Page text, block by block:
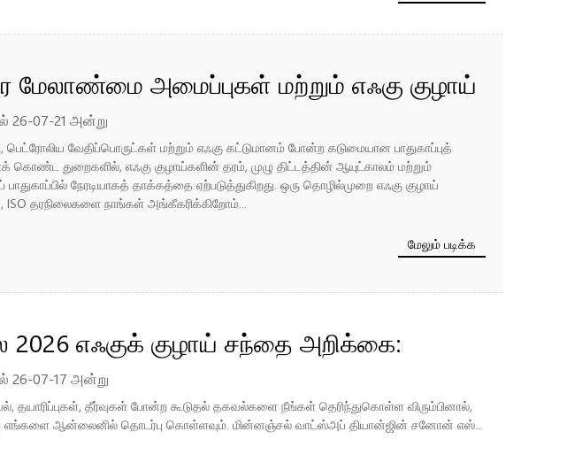
மேலாண்மை அமைப்புகள் மற்றும் எஃகு குழாய்
சான்றளிக்கப்பட்ட கொதிகலன் மற்றும்
எஃகு குழாய்களை ஏன் தேர்ந்தெடுக்க
ISO 9001 சான்றளிக்கப்பட்ட எஃகு குழாய்
– ASTM A335 கொதிகலன் குழாய்கள்
26-07-21 அன்று
பெட்ரோலிய வேதிப்பொருட்கள் மற்றும் எஃகு கட்டுமானம் போன்ற கடுமையான பாதுகாப்புத்
துறைகளில், எஃகு குழாய்களின் தரம், முழு திட்டத்தின் ஆயுட்காலம் மற்றும்
பாதுகாப்பில் நேரடியாகத் தாக்கத்தை ஏற்படுத்துகிறது. ஒரு தொழில்முறை எஃகு குழாய்
ISO தரநிலைகளை நாங்கள் அங்கீகரிக்கிறோம்...
மேலும் படிக்க
எஃகுக் குழாய் சந்தை அறிக்கை:
உத்வேகம் மற்றும் நிலையான ஐரோப்பிய
மத்தியில் மூன்றாம் காலாண்டு
26-07-17 அன்று
தயாரிப்புகள், தீர்வுகள் போன்ற கூடுதல் தகவல்களை நீங்கள் தெரிந்துகொள்ள விரும்பினால்,
எங்களை ஆன்லைனில் தொடர்பு கொள்ளவும். மின்னஞ்சல் வாட்ஸ்அப் தியான்ஜின் சனோன் எஸ்...